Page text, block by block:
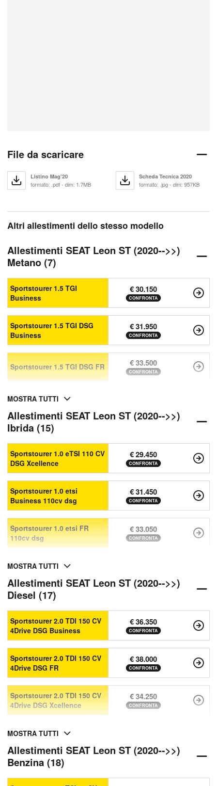
File da scaricare
Listino Mag'20
formato: .pdf - dim: 1.7MB
Scheda Tecnica 2020
formato: .jpg - dim: 957KB
Altri allestimenti dello stesso modello
Allestimenti SEAT Leon ST (2020-->>)
Metano (7)
Sportstourer 1.5 TGI
Business
€ 30.150
CONFRONTA
Sportstourer 1.5 TGI DSG
Business
€ 31.950
CONFRONTA
Sportstourer 1.5 TGI DSG FR € 33.500
CONFRONTA
MOSTRA TUTTI
Allestimenti SEAT Leon ST (2020-->>)
Ibrida (15)
Sportstourer 1.0 eTSI 110 CV
DSG Xcellence
€ 29.450
CONFRONTA
Sportstourer 1.0 etsi
Business 110cv dsg
€ 31.450
CONFRONTA
Sportstourer 1.0 etsi FR
110cv dsg
€ 33.050
CONFRONTA
MOSTRA TUTTI
Allestimenti SEAT Leon ST (2020-->>)
Diesel (17)
Sportstourer 2.0 TDI 150 CV
4Drive DSG Business
€ 36.350
CONFRONTA
Sportstourer 2.0 TDI 150 CV
4Drive DSG FR
€ 38.000
CONFRONTA
Sportstourer 2.0 TDI 150 CV
4Drive DSG Xcellence
€ 34.250
CONFRONTA
MOSTRA TUTTI
Allestimenti SEAT Leon ST (2020-->>)
Benzina (18)